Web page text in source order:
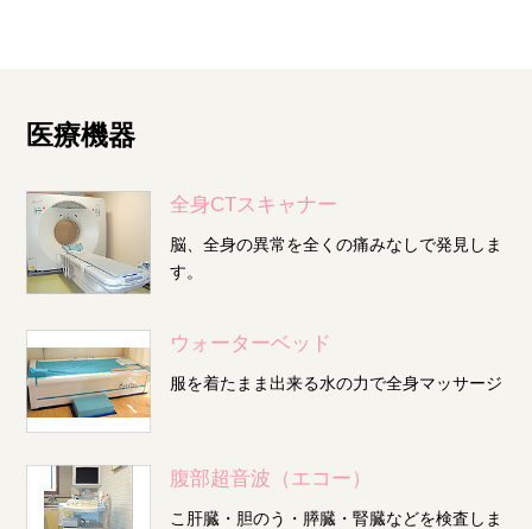
医療機器
全身CTスキャナー
脳、全身の異常を全くの痛みなしで発見しま
す。
ウォーターベッド
服を着たまま出来る水の力で全身マッサージ
腹部超音波（エコー）
こ肝臓・胆のう・膵臓・腎臓などを検査しま